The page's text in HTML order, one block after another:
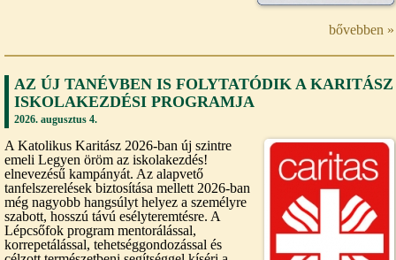
bővebben »
AZ ÚJ TANÉVBEN IS FOLYTATÓDIK A KARITÁSZ
ISKOLAKEZDÉSI PROGRAMJA
2026. augusztus 4.
A Katolikus Karitász 2026-ban új szintre
emeli Legyen öröm az iskolakezdés!
elnevezésű kampányát. Az alapvető
tanfelszerelések biztosítása mellett 2026-ban
még nagyobb hangsúlyt helyez a személyre
szabott, hosszú távú esélyteremtésre. A
Lépcsőfok program mentorálással,
korrepetálással, tehetséggondozással és